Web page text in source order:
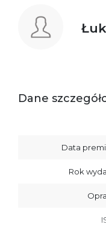
Dane
Data
Rok